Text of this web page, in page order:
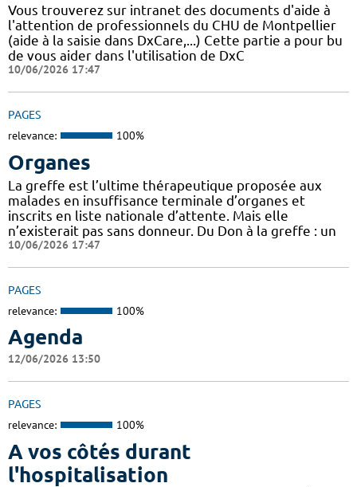
Vous trouverez sur intranet des documents d'aide à
l'attention de professionnels du CHU de Montpellier
(aide à la saisie dans DxCare,...) Cette partie a pour bu
de vous aider dans l'utilisation de DxC
10/06/2026 17:47
PAGES
relevance: 100%
Organes
La greffe est l’ultime thérapeutique proposée aux
malades en insuffisance terminale d’organes et
inscrits en liste nationale d’attente. Mais elle
n’existerait pas sans donneur. Du Don à la greffe : un
10/06/2026 17:47
PAGES
relevance: 100%
Agenda
12/06/2026 13:50
PAGES
relevance: 100%
A vos côtés durant
l'hospitalisation